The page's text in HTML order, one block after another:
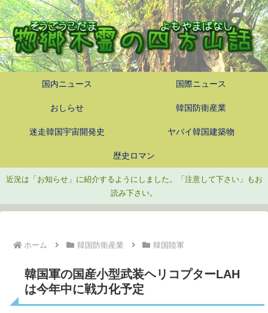
国内ニュース 国際ニュース
おしらせ 韓国防衛産業
迷走韓国宇宙開発史 ヤバイ韓国建築物
歴史ロマン
近況は「お知らせ」に紹介するようにしました。「注意して下さい」もお
読み下さい。
ホーム 韓国防衛産業 韓国陸軍
韓国軍の国産小型武装ヘリコプターLAH
は今年中に戦力化予定